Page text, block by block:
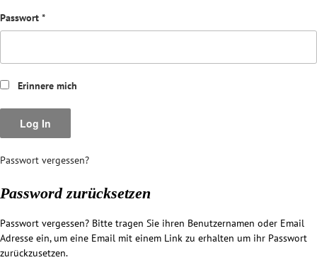
Passwort *
Erinnere mich
Passwort vergessen?
Password zurücksetzen
Passwort vergessen? Bitte tragen Sie ihren Benutzernamen oder Email
Adresse ein, um eine Email mit einem Link zu erhalten um ihr Passwort
zurückzusetzen.